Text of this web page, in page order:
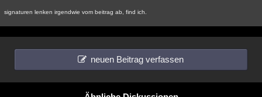
signaturen lenken irgendwie vom beitrag ab, find ich.
neuen Beitrag verfassen